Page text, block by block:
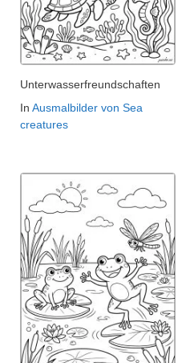
Unterwasserfreundschaften
In Ausmalbilder von Sea
creatures